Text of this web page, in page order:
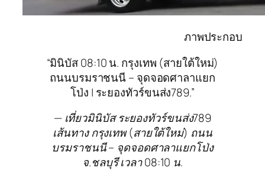
ภาพประกอบ
“มินิบัส 08:10 น. กรุงเทพ (สายใต้ใหม่)
ถนนบรมราชนนี – จุดจอดศาลาแยก
โป่ง | ระยองทัวร์ขนส่ง789.”
— เที่ยวมินิบัส ระยองทัวร์ขนส่ง789
เส้นทาง กรุงเทพ (สายใต้ใหม่) ถนน
บรมราชนนี – จุดจอดศาลาแยกโป่ง
จ.ชลบุรี เวลา 08:10 น.